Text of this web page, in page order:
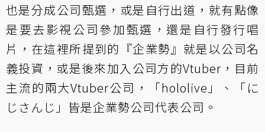
也是分成公司甄選，或是自行出道，就有點像
是要去影視公司參加甄選，還是自行發行唱
片，在這裡所提到的『企業勢』就是以公司名
義投資，或是後來加入公司方的Vtuber，目前
主流的兩大Vtuber公司，「hololive」、「に
じさんじ」皆是企業勢公司代表公司。